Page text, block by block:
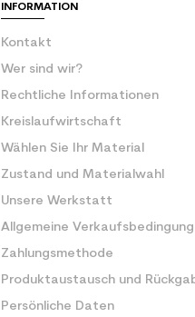
INFORMATION
Kontakt
Wer sind wir?
Rechtliche Informationen
Kreislaufwirtschaft
Wählen Sie Ihr Material
Zustand und Materialwahl
Unsere Werkstatt
Allgemeine
Zahlungsmethode
Produktaustausch und
Persönliche Daten